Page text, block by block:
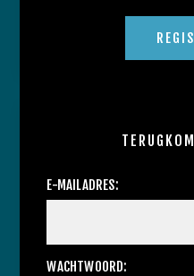
E-MAILADRES:
WACHTWOORD: